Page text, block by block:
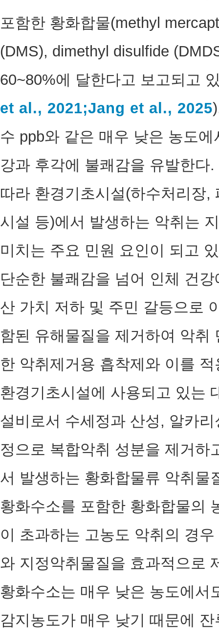
포함한 황화합물(methyl
(DMS), dimethyl disulfide
60~80%에 달한다고 보고되고
et al., 2021;Jang et al., 2025
수 ppb와 같은 매우 낮은 농도
강과 후각에 불쾌감을 유발한다
따라 환경기초시설(하수처리장
시설 등)에서 발생하는 악취는
미치는 주요 민원 요인이 되고
단순한 불쾌감을 넘어 인체 건
산 가치 저하 및 주민 갈등으로
함된 유해물질을 제거하여 악취
한 악취제거용 흡착제와 이를
환경기초시설에 사용되고 있는
설비로서 수세정과 산성, 알카
정으로 복합악취 성분을 제거하
서 발생하는 황화합물류 악취물
황화수소를 포함한 황화합물의
이 초과하는 고농도 악취의 경
와 지정악취물질을 효과적으로
황화수소는 매우 낮은 농도에서
감지농도가 매우 낮기 때문에